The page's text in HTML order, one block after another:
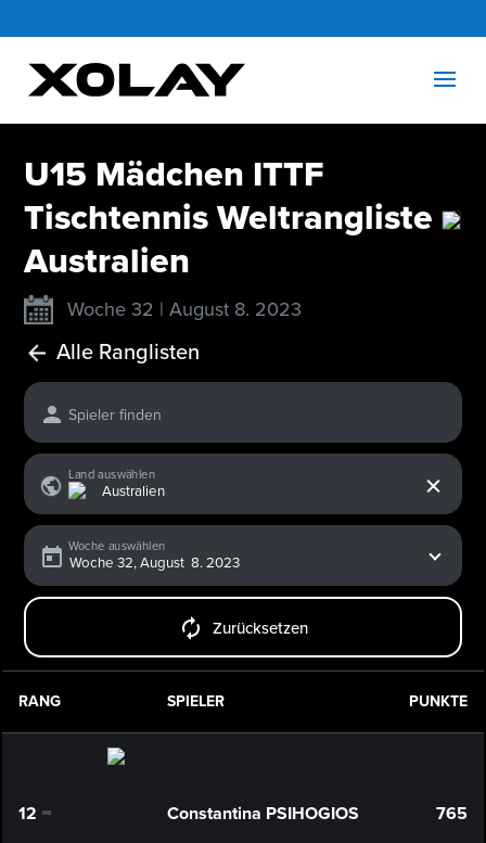
U15 Mädchen ITTF
Tischtennis Weltrangliste
Australien
Woche 32 | August 8. 2023
Alle Ranglisten
Spieler finden
Land auswählen
Woche auswählen
Zurücksetzen
RANG SPIELER PUNKTE
12 0 Constantina PSIHOGIOS 765